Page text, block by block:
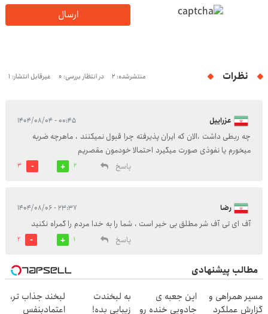
ارسال
نظرات منتشرشده: 2 در انتظار بررسی: 0 غیرقابل انتشار: 1
عزراییل ۰۰:۴۵ - ۱۴۰۴/۰۸/۰۴
چه ربطی داشت ،الان که ایران پذیرفته چرا قبول نمیکنند ، ماهرچه ضربه
میخورم یا نفوذی صورت میگیرد احتمالا خودمون مقصریم
پاسخ
2
3
رضا ۲۳:۳۷ - ۱۴۰۴/۰۸/۰۶
آف ای تی آف شر مطلق بی خیر است ، شما را به خدا مردم را گمراه نکنید
پاسخ
1
2
مطالب پیشنهادی
مسیر همراهی و
گزارش عملکرد
این جعبه ی
جادویی خنده رو
به لبخندت
زیبایی بده!
لبخند جذاب تر،
اعتمادبنفس